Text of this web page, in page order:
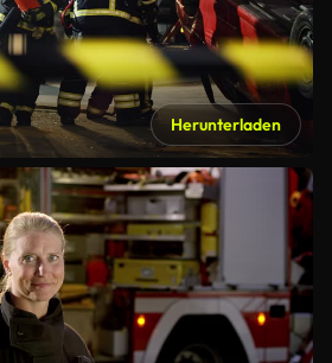
Herunterladen